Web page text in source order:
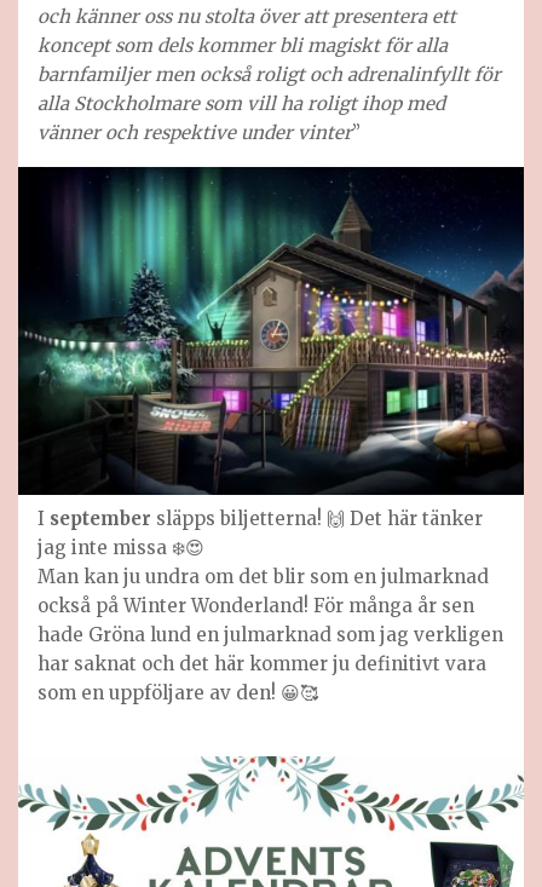
och känner oss nu stolta över att presentera ett
koncept som dels kommer bli magiskt för alla
barnfamiljer men också roligt och adrenalinfyllt för
alla Stockholmare som vill ha roligt ihop med
vänner och respektive under vinter”
I september släpps biljetterna! 🙌 Det här tänker
jag inte missa ❄️😍
Man kan ju undra om det blir som en julmarknad
också på Winter Wonderland! För många år sen
hade Gröna lund en julmarknad som jag verkligen
har saknat och det här kommer ju definitivt vara
som en uppföljare av den! 😀🥰